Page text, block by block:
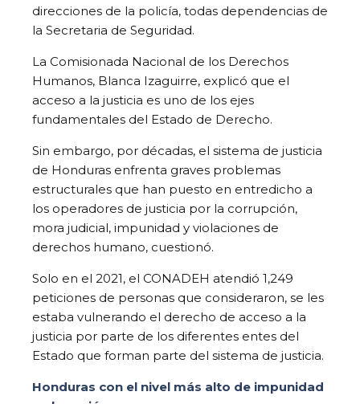
direcciones de la policía, todas dependencias de
la Secretaria de Seguridad.
La Comisionada Nacional de los Derechos
Humanos, Blanca Izaguirre, explicó que el
acceso a la justicia es uno de los ejes
fundamentales del Estado de Derecho.
Sin embargo, por décadas, el sistema de justicia
de Honduras enfrenta graves problemas
estructurales que han puesto en entredicho a
los operadores de justicia por la corrupción,
mora judicial, impunidad y violaciones de
derechos humano, cuestionó.
Solo en el 2021, el CONADEH atendió 1,249
peticiones de personas que consideraron, se les
estaba vulnerando el derecho de acceso a la
justicia por parte de los diferentes entes del
Estado que forman parte del sistema de justicia.
Honduras con el nivel más alto de impunidad